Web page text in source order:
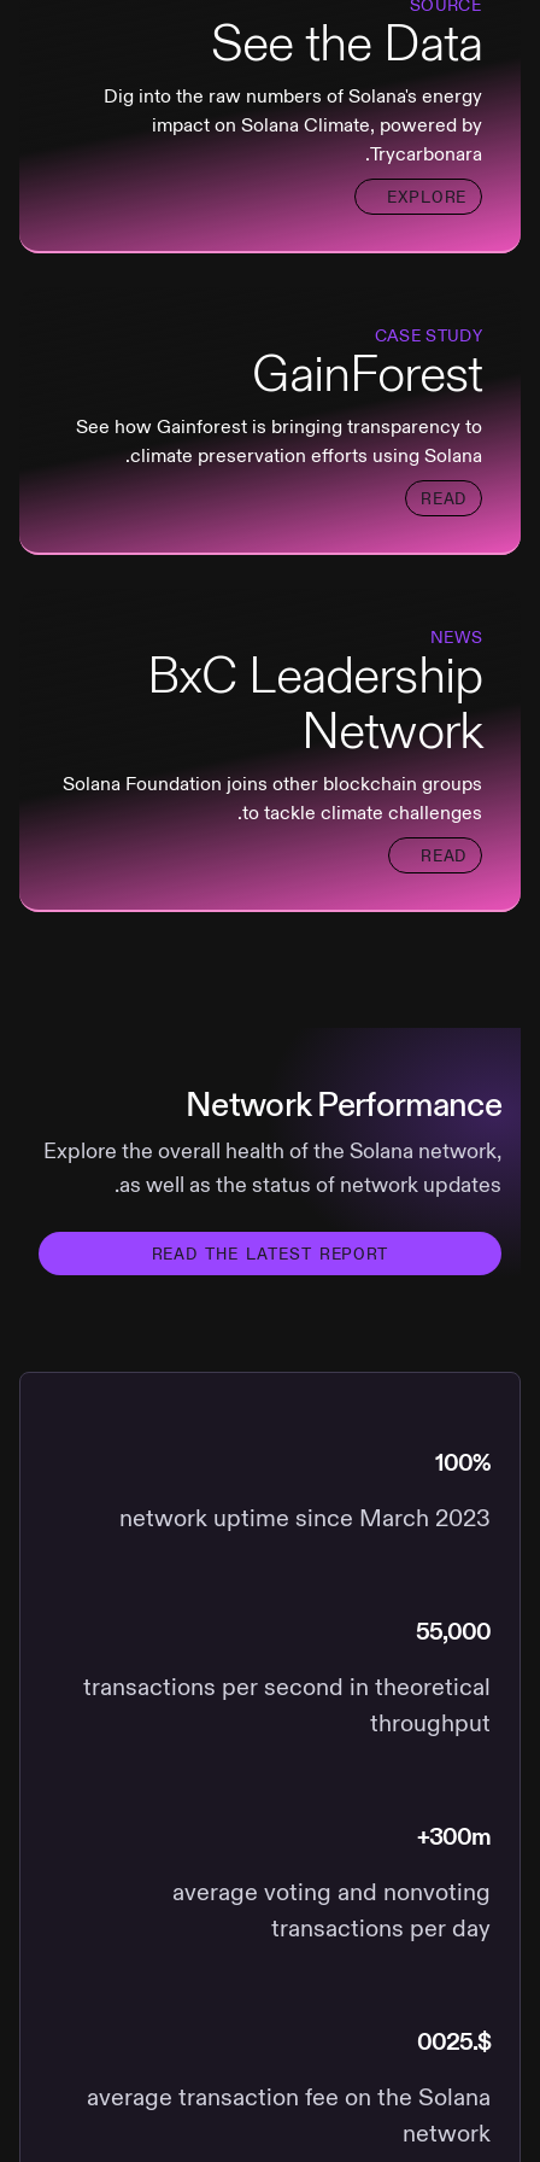
SOURCE
See the Data
Dig into the raw numbers of Solana's energy
impact on Solana Climate, powered by
Trycarbonara.
EXPLORE
CASE STUDY
GainForest
See how Gainforest is bringing transparency to
climate preservation efforts using Solana.
READ
NEWS
BxC Leadership
Network
Solana Foundation joins other blockchain groups
to tackle climate challenges.
READ
Network Performance
Explore the overall health of the Solana network,
as well as the status of network updates.
READ THE LATEST REPORT
100%
network uptime since March 2023
55,000
transactions per second in theoretical
throughput
300m+
average voting and nonvoting
transactions per day
$.0025
average transaction fee on the Solana
network